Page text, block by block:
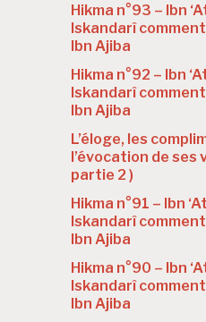
Hikma n°93 – Ibn
Iskandarî
Ibn Ajiba
Hikma n°92 – Ibn
Iskandarî
Ibn Ajiba
L’éloge, les
l’évocation de ses
partie 2 )
Hikma n°91 – Ibn
Iskandarî
Ibn Ajiba
Hikma n°90 – Ibn
Iskandarî
Ibn Ajiba